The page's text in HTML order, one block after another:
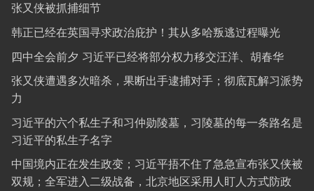
张又侠被抓捕细节
韩正已经在英国寻求政治庇护！其从多哈叛逃过程曝光
四中全会前夕 习近平已经将部分权力移交汪洋、胡春华
张又侠遭遇多次暗杀，果断出手逮捕对手；彻底瓦解习派势
力
习近平的六个私生子和习仲勋陵墓，习陵墓的每一条路名是
习近平的私生子名字
中国境内正在发生政变；习近平捂不住了急急宣布张又侠被
双规；全军进入二级战备，北京地区采用人盯人方式防政